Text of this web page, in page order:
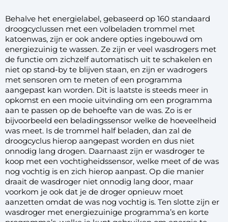
Behalve het energielabel, gebaseerd op 160 standaard
droogcyclussen met een volbeladen trommel met
katoenwas, zijn er ook andere opties ingebouwd om
energiezuinig te wassen. Ze zijn er veel wasdrogers met
de functie om zichzelf automatisch uit te schakelen en
niet op stand-by te blijven staan, en zijn er wadrogers
met sensoren om te meten of een programma
aangepast kan worden. Dit is laatste is steeds meer in
opkomst en een mooie uitvinding om een programma
aan te passen op de behoefte van de was. Zo is er
bijvoorbeeld een beladingssensor welke de hoeveelheid
was meet. Is de trommel half beladen, dan zal de
droogcyclus hierop aangepast worden en dus niet
onnodig lang drogen. Daarnaast zijn er wasdroger te
koop met een vochtigheidssensor, welke meet of de was
nog vochtig is en zich hierop aanpast. Op die manier
draait de wasdroger niet onnodig lang door, maar
voorkom je ook dat je de droger opnieuw moet
aanzetten omdat de was nog vochtig is. Ten slotte zijn er
wasdroger met energiezuinige programma’s en korte